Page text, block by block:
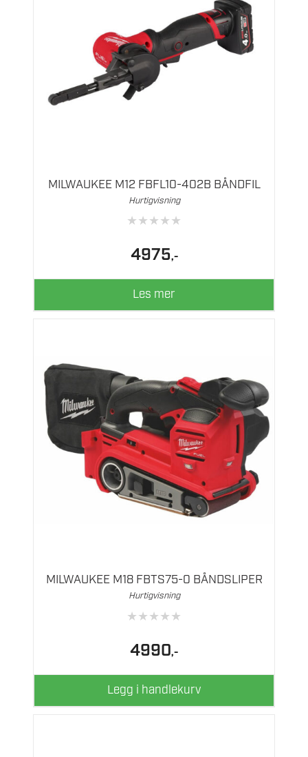
MILWAUKEE M12 FBFL10-402B BÅNDFIL
Hurtigvisning
★★★★★
4975,-
Les mer
MILWAUKEE M18 FBTS75-0 BÅNDSLIPER
Hurtigvisning
★★★★★
4990,-
Legg i handlekurv